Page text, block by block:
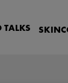
TALKS SKIN